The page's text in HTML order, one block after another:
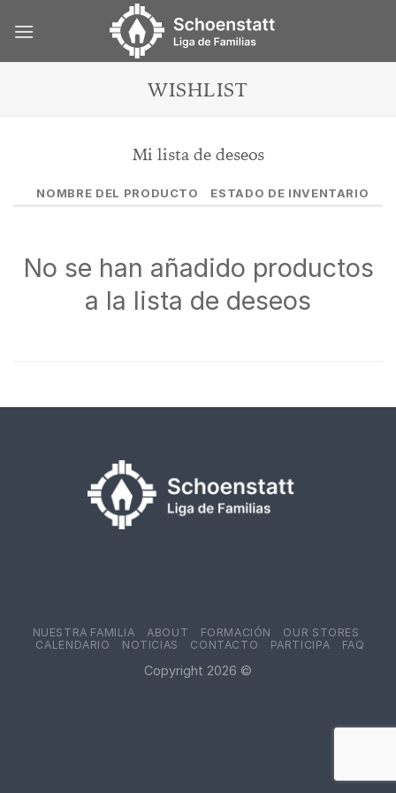
WISHLIST
Mi lista de deseos
NOMBRE DEL PRODUCTO ESTADO DE INVENTARIO
No se han añadido productos
a la lista de deseos
NUESTRA FAMILIA ABOUT FORMACIÓN
OUR STORES
CALENDARIO
NOTICIAS CONTACTO PARTICIPA FAQ
Copyright 2026 ©